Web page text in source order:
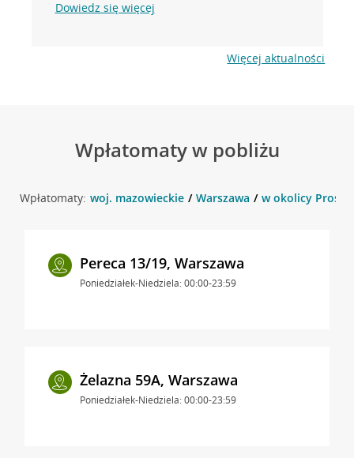
Dowiedz się więcej
Więcej aktualności
Wpłatomaty w pobliżu
Wpłatomaty: woj. mazowieckie Warszawa w okolicy Prosta
Pereca 13/19, Warszawa
Poniedziałek-Niedziela: 00:00-23:59
Żelazna 59A, Warszawa
Poniedziałek-Niedziela: 00:00-23:59